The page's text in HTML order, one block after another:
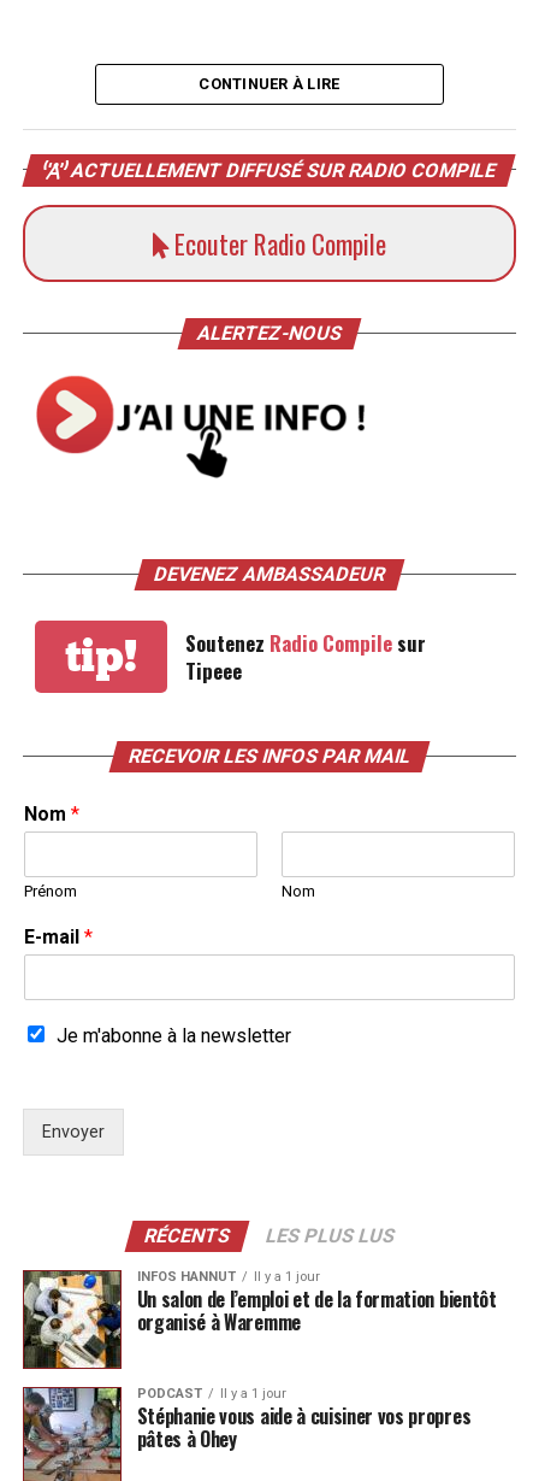
CONTINUER À LIRE
ACTUELLEMENT DIFFUSÉ SUR RADIO COMPILE
Ecouter Radio Compile
ALERTEZ-NOUS
DEVENEZ AMBASSADEUR
tip! Soutenez Radio Compilesur
Tipeee
RECEVOIR LES INFOS PAR MAIL
Nom *
Prénom Nom
E-mail *
Je m'abonne à la newsletter
Envoyer
RÉCENTS LES PLUS LUS
INFOS HANNUT Il y a 1 jour
Un salon de l’emploi et de la formation bientôt
organisé à Waremme
PODCAST Il y a 1 jour
Stéphanie vous aide à cuisiner vos propres
pâtes à Ohey